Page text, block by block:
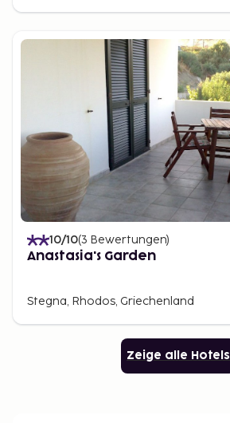
10/10(3 Bewertungen)
Anastasia's Garden
Stegna, Rhodos, Griechenland
Zeige alle Hotels